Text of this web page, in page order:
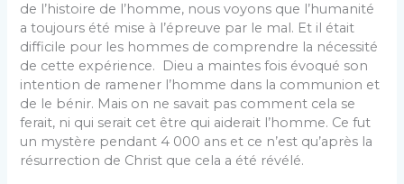
de l’histoire de l’homme, nous voyons que l’humanité
a toujours été mise à l’épreuve par le mal. Et il était
difficile pour les hommes de comprendre la nécessité
de cette expérience. Dieu a maintes fois évoqué son
intention de ramener l’homme dans la communion et
de le bénir. Mais on ne savait pas comment cela se
ferait, ni qui serait cet être qui aiderait l’homme. Ce fut
un mystère pendant 4 000 ans et ce n’est qu’après la
résurrection de Christ que cela a été révélé.